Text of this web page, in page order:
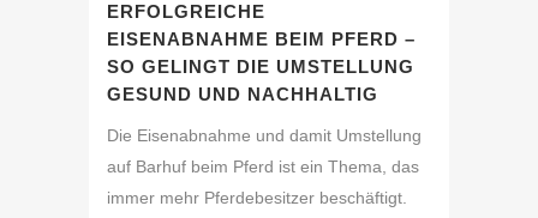
ERFOLGREICHE
EISENABNAHME BEIM PFERD –
SO GELINGT DIE UMSTELLUNG
GESUND UND NACHHALTIG
Die Eisenabnahme und damit Umstellung
auf Barhuf beim Pferd ist ein Thema, das
immer mehr Pferdebesitzer beschäftigt.